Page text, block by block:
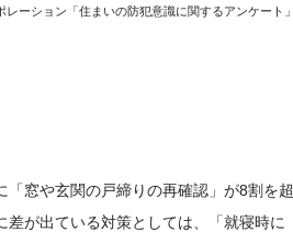
レーション「住まいの防犯意識に関するアンケート」
窓や玄関の戸締りの再確認」が8割を超
が出ている対策としては、「就寝時に